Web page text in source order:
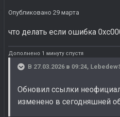
Опубликовано 29 марта
что делать если ошибка
Дополнено 1 минуту спустя
В 27.03.2026 в 09:24,
Обновил ссылки
изменено в сегодняшней